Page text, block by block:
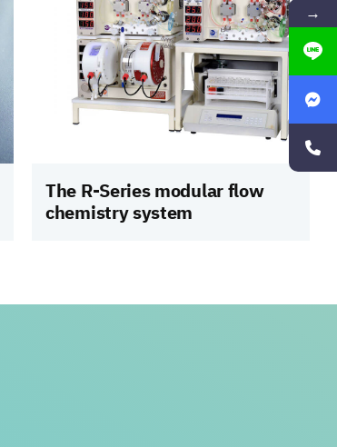
The R-Series modular flow
chemistry system
→